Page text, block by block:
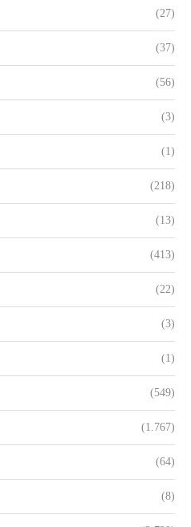
(27)
(37)
(56)
(3)
(1)
(218)
(13)
(413)
(22)
(3)
(1)
(549)
(1.767)
(64)
(8)